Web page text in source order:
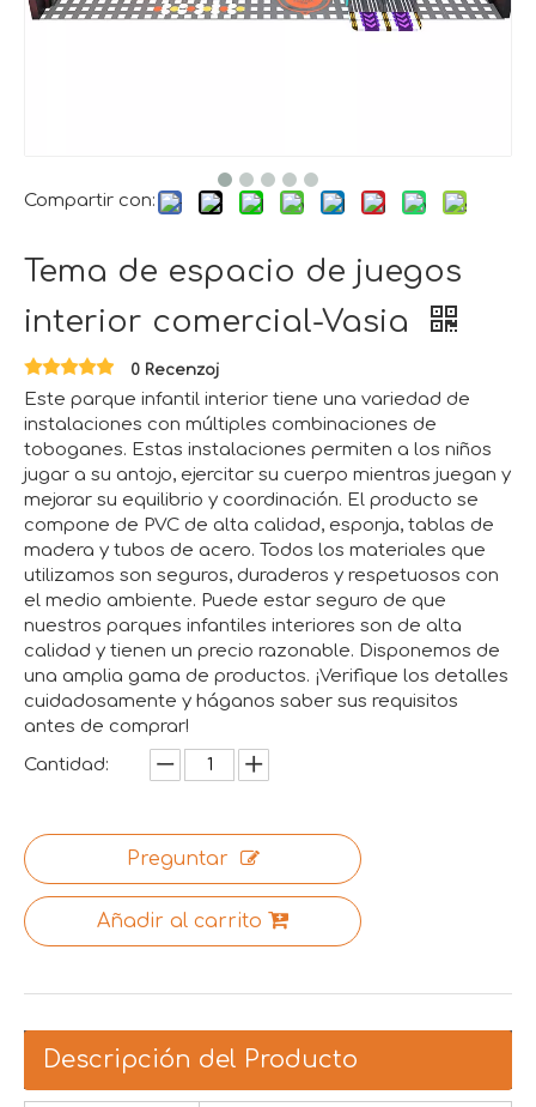
Compartir con:
Tema de espacio de juegos
interior comercial-Vasia
0 Recenzoj
Este parque infantil interior tiene una variedad de
instalaciones con múltiples combinaciones de
toboganes. Estas instalaciones permiten a los niños
jugar a su antojo, ejercitar su cuerpo mientras juegan y
mejorar su equilibrio y coordinación. El producto se
compone de PVC de alta calidad, esponja, tablas de
madera y tubos de acero. Todos los materiales que
utilizamos son seguros, duraderos y respetuosos con
el medio ambiente. Puede estar seguro de que
nuestros parques infantiles interiores son de alta
calidad y tienen un precio razonable. Disponemos de
una amplia gama de productos. ¡Verifique los detalles
cuidadosamente y háganos saber sus requisitos
antes de comprar!
Cantidad:
Preguntar
Añadir al carrito
Descripción del Producto